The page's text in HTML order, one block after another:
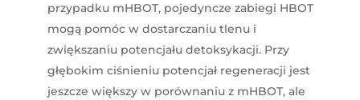
przypadku mHBOT, pojedyncze zabiegi HBOT
mogą pomóc w dostarczaniu tlenu i
zwiększaniu potencjału detoksykacji. Przy
głębokim ciśnieniu potencjał regeneracji jest
jeszcze większy w porównaniu z mHBOT, ale